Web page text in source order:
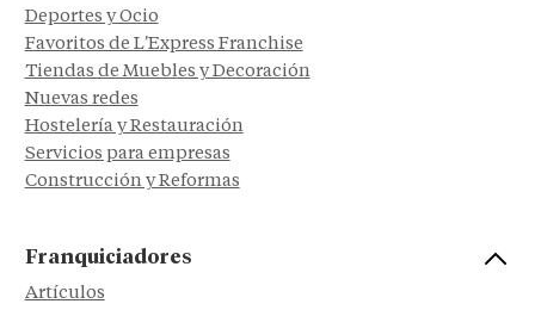
Deportes y Ocio
Favoritos de L'Express Franchise
Tiendas de Muebles y Decoración
Nuevas redes
Hostelería y Restauración
Servicios para empresas
Construcción y Reformas
Franquiciadores
Artículos